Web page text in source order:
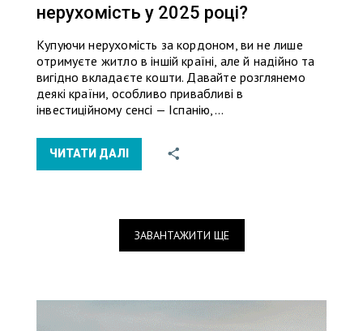
нерухомість у 2025 році?
Купуючи нерухомість за кордоном, ви не лише
отримуєте житло в іншій країні, але й надійно та
вигідно вкладаєте кошти. Давайте розглянемо
деякі країни, особливо привабливі в
інвестиційному сенсі — Іспанію,…
ЧИТАТИ ДАЛІ
ЗАВАНТАЖИТИ ЩЕ